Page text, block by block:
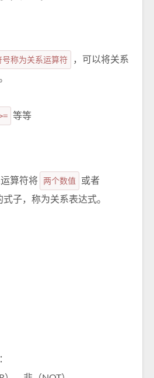
号称为关系运算符
，可以将关系
等等
算符将 两个数值
或者
式子，称为关系表达式。